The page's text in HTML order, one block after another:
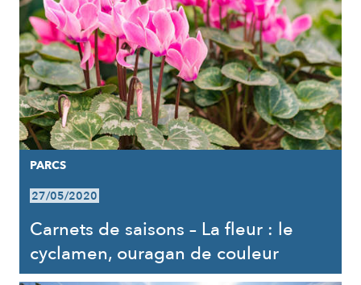
PARCS
27/05/2020
Carnets de saisons – La fleur : le
cyclamen, ouragan de couleur